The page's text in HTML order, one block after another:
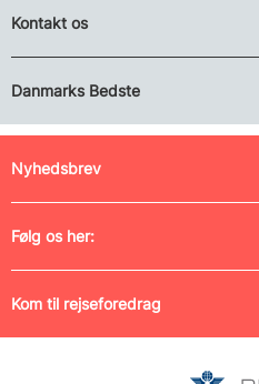
Kontakt os
Danmarks Bedste
Nyhedsbrev
Følg os her:
Kom til rejseforedrag